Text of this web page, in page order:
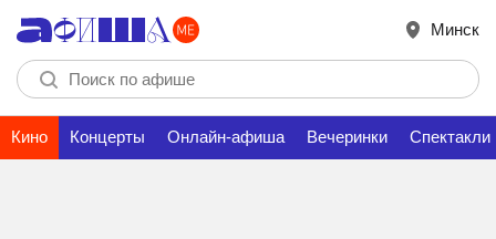
Минск
Кино Концерты Онлайн-афиша Вечеринки Спектакли